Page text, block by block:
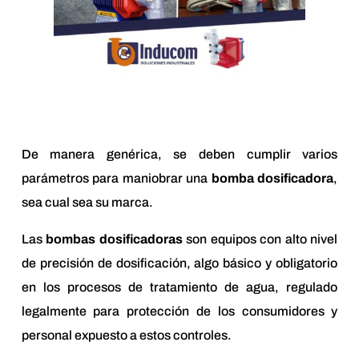
De manera genérica, se deben cumplir varios
parámetros para maniobrar una bomba dosificadora,
sea cual sea su marca.
Las bombas dosificadorasson equipos con alto nivel
de precisión de dosificación, algo básico y obligatorio
en los procesos de tratamiento de agua, regulado
legalmente para protección de los consumidores y
personal expuesto a estos controles.